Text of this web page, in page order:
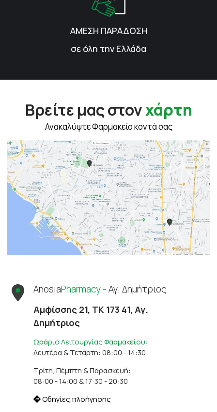
ΑΜΕΣΗ ΠΑΡΑΔΟΣΗ
σε όλη την Ελλάδα
Βρείτε μας στονχάρτη
Ανακαλύψτε Φαρμακείο κοντά σας
AnosiaPharmacy -Αγ. Δημήτριος
Αμφίσσης 21, ΤΚ 173 41, Αγ.
Δημήτριος
Ωράριο Λειτουργίας Φαρμακείου:
Δευτέρα & Τετάρτη: 08:00 - 14:30
Τρίτη, Πέμπτη & Παρασκευή:
08:00 - 14:00 & 17:30 - 20:30
Οδηγίες πλοήγησης